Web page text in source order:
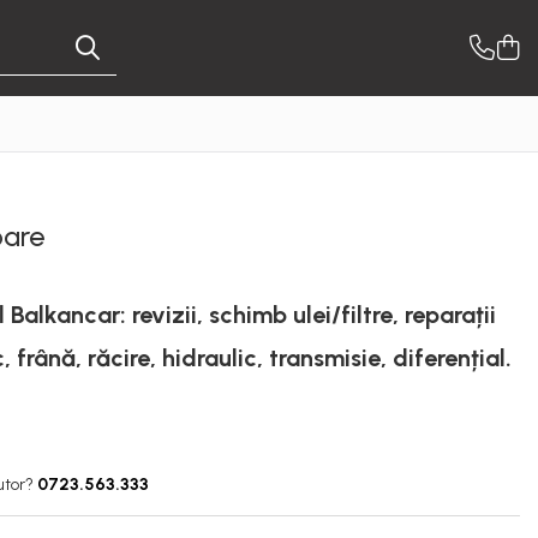
Balkancar: revizii, schimb ulei/filtre, reparații
frână, răcire, hidraulic, transmisie, diferențial.
0723.563.333